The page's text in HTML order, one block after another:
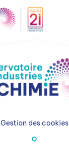
Gestion des cookies